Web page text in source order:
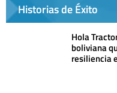
Historias de Éxito
Hola
boliviana
resiliencia